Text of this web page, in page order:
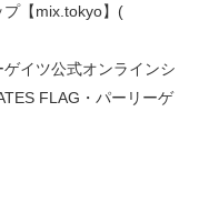
【mix.tokyo】(
イツ公式オンラインシ
FLAG・パーリーゲ